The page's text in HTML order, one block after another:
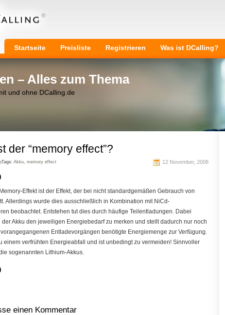
Startseite Preisliste Registrieren Was ist DCalling?
– Alles zum Thema
und ohne DCalling.de
der “memory effect”?
Tags: Akku, memory effect 12 November, 2008
Effekt ist der Effekt, der bei nicht standardgemäßen Gebrauch von
Allerdings wurde dies ausschließlich in Kombination mit NiCd-
beobachtet. Entstehen tut dies durch häufige Teilentladungen. Dabei
der Akku den jeweiligen Energiebedarf zu merken und stellt dadurch nur noch
Entladevorgängen benötigte Energiemenge zur Verfügung.
einem verfrühten Energieabfall und ist unbedingt zu vermeiden! Sinnvoller
sogenannten Lithium-Akkus.
einen Kommentar